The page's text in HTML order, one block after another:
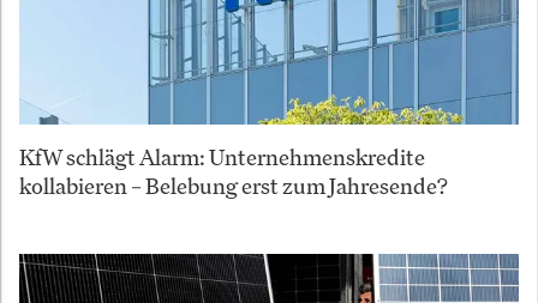
KfW schlägt Alarm: Unternehmenskredite
kollabieren – Belebung erst zum Jahresende?